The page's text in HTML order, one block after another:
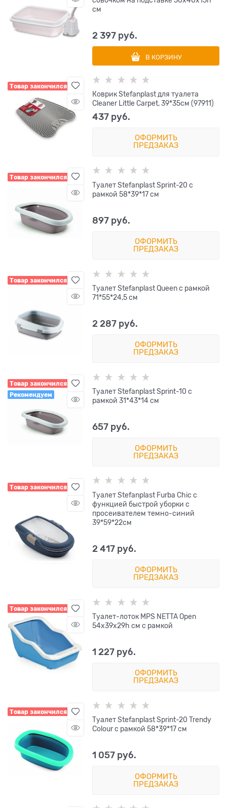
см
2 397 руб.
В КОРЗИНУ
Товар закончился
Коврик Stefanplast для туалета
Cleaner Little Carpet, 39*35см (97911)
437 руб.
ОФОРМИТЬ
ПРЕДЗАКАЗ
Товар закончился
Туалет Stefanplast Sprint-20 с
рамкой 58*39*17 см
897 руб.
ОФОРМИТЬ
ПРЕДЗАКАЗ
Товар закончился
Туалет Stefanplast Queen с рамкой
71*55*24,5 см
2 287 руб.
ОФОРМИТЬ
ПРЕДЗАКАЗ
Товар закончился
Рекомендуем
Туалет Stefanplast Sprint-10 с
рамкой 31*43*14 см
657 руб.
ОФОРМИТЬ
ПРЕДЗАКАЗ
Товар закончился
Туалет Stefanplast Furba Chic с
функцией быстрой уборки с
просеивателем темно-синий
39*59*22см
2 417 руб.
ОФОРМИТЬ
ПРЕДЗАКАЗ
Товар закончился
Туалет-лоток MPS NETTA Open
54х39х29h см с рамкой
1 227 руб.
ОФОРМИТЬ
ПРЕДЗАКАЗ
Товар закончился
Туалет Stefanplast Sprint-20 Trendy
Colour с рамкой 58*39*17 см
1 057 руб.
ОФОРМИТЬ
ПРЕДЗАКАЗ